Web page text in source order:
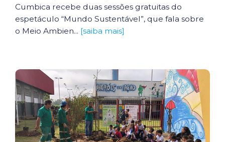
Cumbica recebe duas sessões gratuitas do
espetáculo “Mundo Sustentável”, que fala sobre
o Meio Ambien... [saiba mais]